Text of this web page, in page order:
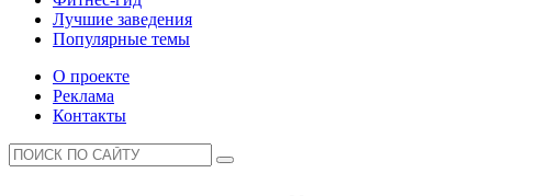
Лучшие заведения
Популярные темы
О проекте
Реклама
Контакты